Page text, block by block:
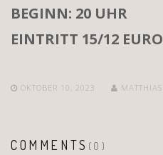
BEGINN: 20 UHR
EINTRITT 15/12 EURO
OKTOBER 10, 2023 MATTHIAS
COMMENTS (0)